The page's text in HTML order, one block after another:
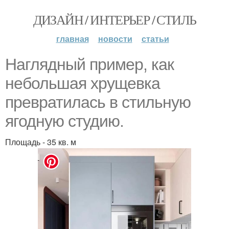
ДИЗАЙН / ИНТЕРЬЕР / СТИЛЬ
главная новости статьи
Наглядный пример, как
небольшая хрущевка
превратилась в стильную
ягодную студию.
Площадь - 35 кв. м